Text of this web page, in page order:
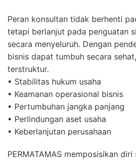
Peran konsultan tidak berhenti
tetapi berlanjut pada penguatan
secara menyeluruh. Dengan
bisnis dapat tumbuh secara
terstruktur.
• Stabilitas hukum usaha
• Keamanan operasional bisnis
• Pertumbuhan jangka panjang
• Perlindungan aset usaha
• Keberlanjutan perusahaan
PERMATAMAS memposisikan